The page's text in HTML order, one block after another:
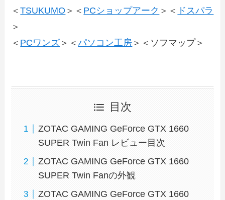
＜TSUKUMO ＞＜ PCショップアーク ＞＜ ドスパラ
＞
＜ PCワンズ ＞＜パソコン工房 ＞＜ソフマップ＞
目次
ZOTAC GAMING GeForce GTX 1660
SUPER Twin Fan レビュー目次
ZOTAC GAMING GeForce GTX 1660
SUPER Twin Fanの外観
ZOTAC GAMING GeForce GTX 1660